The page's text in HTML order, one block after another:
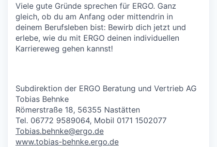
Viele gute Gründe sprechen für ERGO. Ganz
gleich, ob du am Anfang oder mittendrin in
deinem Berufsleben bist: Bewirb dich jetzt und
erlebe, wie du mit ERGO deinen individuellen
Karriereweg gehen kannst!
Subdirektion der ERGO Beratung und Vertrieb AG
Tobias Behnke
Römerstraße 18, 56355 Nastätten
Tel. 06772 9589064, Mobil 0171 1502077
Tobias.behnke@ergo.de
www.tobias-behnke.ergo.de